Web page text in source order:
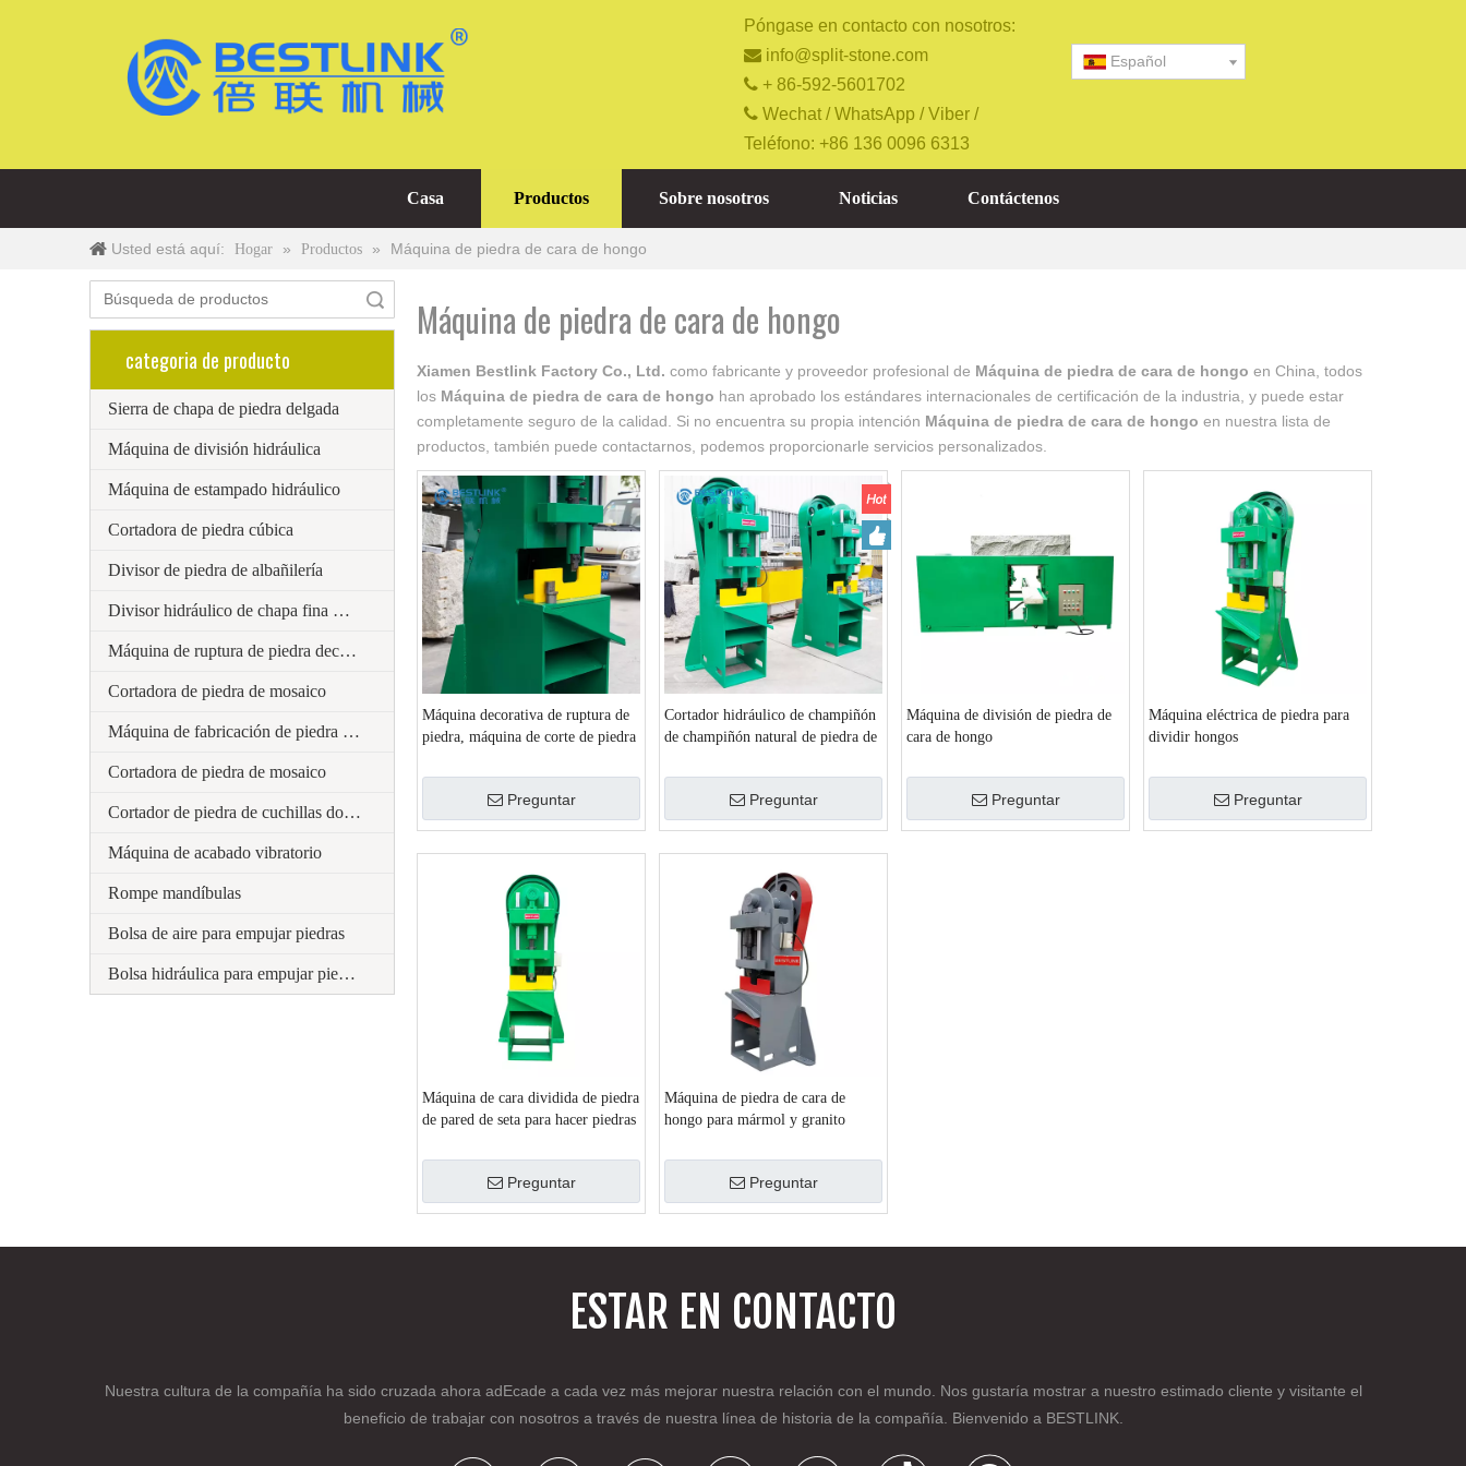
Póngase en contacto con nosotros:
 info@split-stone.com
 + 86-592-5601702
 Wechat / WhatsApp / Viber /
Teléfono: +86 136 0096 6313
Español
Casa Productos Sobre nosotros Noticias Contáctenos
Usted está aquí: Hogar » Productos » Máquina de piedra de cara de hongo
categoria de producto
Sierra de chapa de piedra delgada
Máquina de división hidráulica
Máquina de estampado hidráulico
Cortadora de piedra cúbica
Divisor de piedra de albañilería
Divisor hidráulico de chapa fina Mighty C
Máquina de ruptura de piedra decorativa
Cortadora de piedra de mosaico
Máquina de fabricación de piedra de revestimiento de fachada dividida
Cortadora de piedra de mosaico
Cortador de piedra de cuchillas dobles
Máquina de acabado vibratorio
Rompe mandíbulas
Bolsa de aire para empujar piedras
Bolsa hidráulica para empujar piedras
Máquina de piedra de cara de hongo
Xiamen Bestlink Factory Co., Ltd. como fabricante y proveedor profesional de Máquina de piedra de cara de hongo en China, todos
los Máquina de piedra de cara de hongo han aprobado los estándares internacionales de certificación de la industria, y puede estar
completamente seguro de la calidad. Si no encuentra su propia intención Máquina de piedra de cara de hongo en nuestra lista de
productos, también puede contactarnos, podemos proporcionarle servicios personalizados.
Máquina decorativa de ruptura de
piedra, máquina de corte de piedra
granito
Preguntar
Cortador hidráulico de champiñón
de champiñón natural de piedra de
Preguntar
Máquina de división de piedra de
cara de hongo
Preguntar
Máquina eléctrica de piedra para
dividir hongos
Preguntar
Máquina de cara dividida de piedra
de pared de seta para hacer piedras
Preguntar
Máquina de piedra de cara de
hongo para mármol y granito
Preguntar
ESTAR EN CONTACTO
Nuestra cultura de la compañía ha sido cruzada ahora adEcade a cada vez más mejorar nuestra relación con el mundo. Nos gustaría mostrar a nuestro estimado cliente y visitante el
beneficio de trabajar con nosotros a través de nuestra línea de historia de la compañía. Bienvenido a BESTLINK.